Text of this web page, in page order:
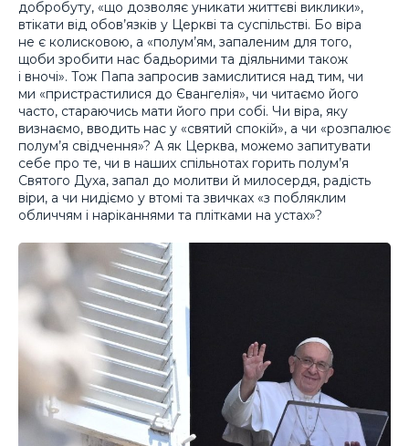
добробуту, «що дозволяє уникати життєві виклики»,
втікати від обов’язків у Церкві та суспільстві. Бо віра
не є колисковою, а «полум’ям, запаленим для того,
щоби зробити нас бадьорими та діяльними також
і вночі». Тож Папа запросив замислитися над тим, чи
ми «пристрастилися до Євангелія», чи читаємо його
часто, стараючись мати його при собі. Чи віра, яку
визнаємо, вводить нас у «святий спокій», а чи «розпалює
полум’я свідчення»? А як Церква, можемо запитувати
себе про те, чи в наших спільнотах горить полум’я
Святого Духа, запал до молитви й милосердя, радість
віри, а чи нидіємо у втомі та звичках «з побляклим
обличчям і наріканнями та плітками на устах»?